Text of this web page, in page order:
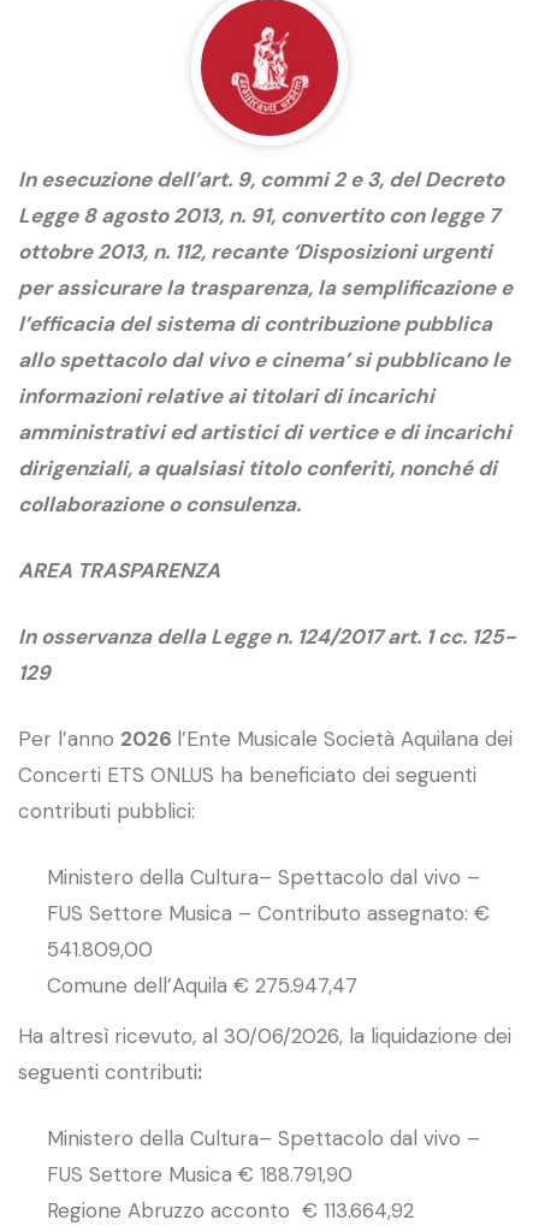
In esecuzione dell’art. 9, commi 2 e 3, del Decreto
Legge 8 agosto 2013, n. 91, convertito con legge 7
ottobre 2013, n. 112, recante ‘Disposizioni urgenti
per assicurare la trasparenza, la semplificazione e
l’efficacia del sistema di contribuzione pubblica
allo spettacolo dal vivo e cinema’ si pubblicano le
informazioni relative ai titolari di incarichi
amministrativi ed artistici di vertice e di incarichi
dirigenziali, a qualsiasi titolo conferiti, nonché di
collaborazione o consulenza.
AREA TRASPARENZA
In osservanza della Legge n. 124/2017 art. 1 cc. 125-
129
Per l’anno 2026 l’Ente Musicale Società Aquilana dei
Concerti ETS ONLUS ha beneficiato dei seguenti
contributi pubblici:
Ministero della Cultura– Spettacolo dal vivo –
FUS Settore Musica – Contributo assegnato: €
541.809,00
Comune dell’Aquila € 275.947,47
Ha altresì ricevuto, al 30/06/2026, la liquidazione dei
seguenti contributi:
Ministero della Cultura– Spettacolo dal vivo –
FUS Settore Musica € 188.791,90
Regione Abruzzo acconto € 113.664,92